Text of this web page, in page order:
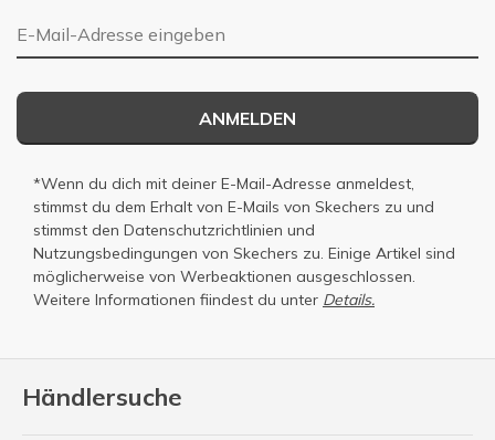
Händlersuche
E-Mail-Adresse
ANMELDEN
*Wenn du dich mit deiner E-Mail-Adresse anmeldest,
stimmst du dem Erhalt von E-Mails von Skechers zu und
stimmst den Datenschutzrichtlinien und
Nutzungsbedingungen von Skechers zu. Einige Artikel sind
möglicherweise von Werbeaktionen ausgeschlossen.
Weitere Informationen fiindest du unter Details.